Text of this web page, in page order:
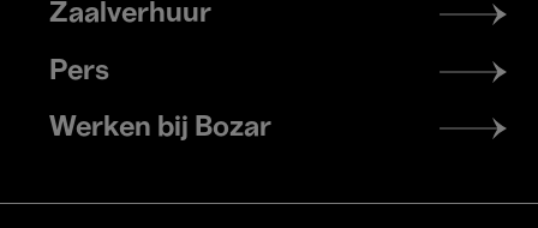
Zaalverhuur
Pers
Werken bij Bozar